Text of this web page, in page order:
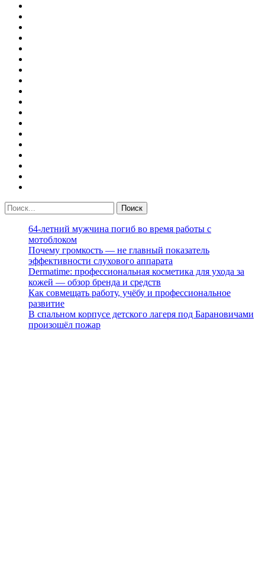
64-летний мужчина погиб во время работы с
мотоблоком
Почему громкость — не главный показатель
эффективности слухового аппарата
Dermatime: профессиональная косметика для ухода за
кожей — обзор бренда и средств
Как совмещать работу, учёбу и профессиональное
развитие
В спальном корпусе детского лагеря под Барановичами
произошёл пожар